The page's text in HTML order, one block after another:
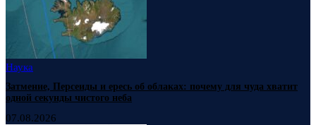
Наука
Затмение, Персеиды и ересь об облаках: почему для чуда хватит
одной секунды чистого неба
07.08.2026